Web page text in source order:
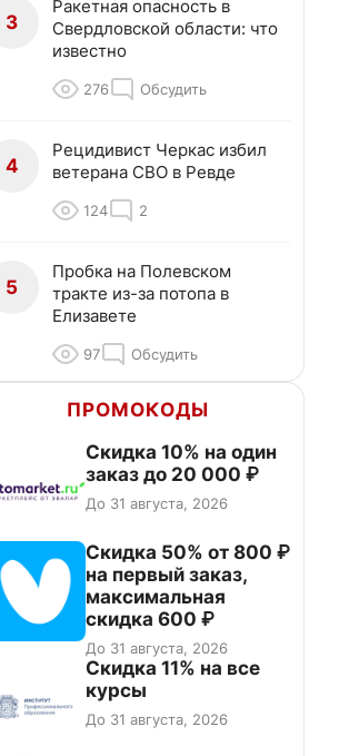
3
Ракетная опасность в
Свердловской области: что
известно
276 Обсудить
4
Рецидивист Черкас избил
ветерана СВО в Ревде
124 2
5
Пробка на Полевском
тракте из-за потопа в
Елизавете
97 Обсудить
ПРОМОКОДЫ
Скидка 10% на один
заказ до 20 000 ₽
До 31 августа, 2026
Скидка 50% от 800 ₽
на первый заказ,
максимальная
скидка 600 ₽
До 31 августа, 2026
Скидка 11% на все
курсы
До 31 августа, 2026